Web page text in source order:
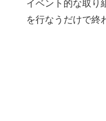
イベント的な取り
を行なうだけで終